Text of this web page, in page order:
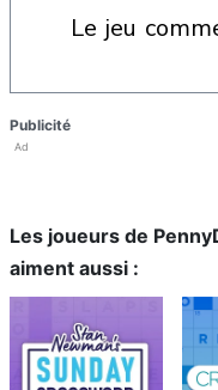
le jeu
Publicité
Ad
Les joueurs de
aiment aussi :